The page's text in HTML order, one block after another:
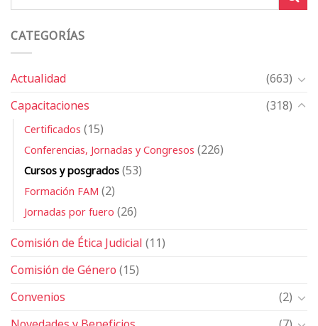
CATEGORÍAS
Actualidad
(663)
Capacitaciones
(318)
Certificados(15)
Conferencias, Jornadas y Congresos(226)
Cursos y posgrados(53)
Formación FAM(2)
Jornadas por fuero(26)
Comisión de Ética Judicial(11)
Comisión de Género(15)
Convenios
(2)